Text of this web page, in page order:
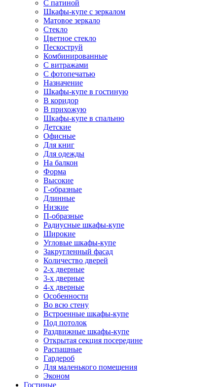
С патиной
Шкафы-купе с зеркалом
Матовое зеркало
Стекло
Цветное стекло
Пескоструй
Комбинированные
С витражами
С фотопечатью
Назначение
Шкафы-купе в гостиную
В коридор
В прихожую
Шкафы-купе в спальню
Детские
Офисные
Для книг
Для одежды
На балкон
Форма
Высокие
Г-образные
Длинные
Низкие
П-образные
Радиусные шкафы-купе
Широкие
Угловые шкафы-купе
Закругленный фасад
Количество дверей
2-х дверные
3-х дверные
4-х дверные
Особенности
Во всю стену
Встроенные шкафы-купе
Под потолок
Раздвижные шкафы-купе
Открытая секция посередине
Распашные
Гардероб
Для маленького помещения
Эконом
Гостиные